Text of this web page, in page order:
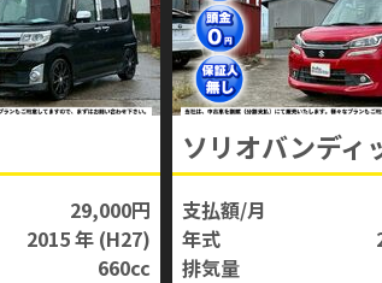
29,000円
2015 年 (H27)
660cc
ソリオバンディ
支払額/月
年式
排気量